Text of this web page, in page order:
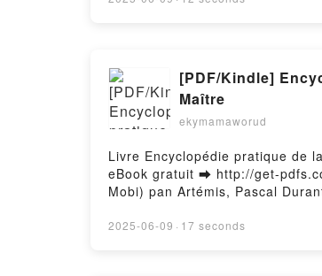
Siguret Epub VK, Crimes, délits
gratuitPowered by Firstory
[PDF/Kindle]
Maître
ekymamaworud
Livre Encyclopédie pratique de
eBook gratuit ➡ http://get-
Mobi) pan Artémis, Pascal
Patrick Maître Epub,
2025-06-09 · 17 seconds